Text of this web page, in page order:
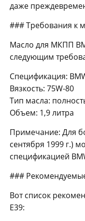
даже
### Требования к
Масло для МКПП
следующим
Спецификация:
Вязкость: 75W-80
Тип масла:
Объем: 1,9 литра
Примечание: Для
сентября 1999 г.)
спецификацией
###
Вот список
E39: